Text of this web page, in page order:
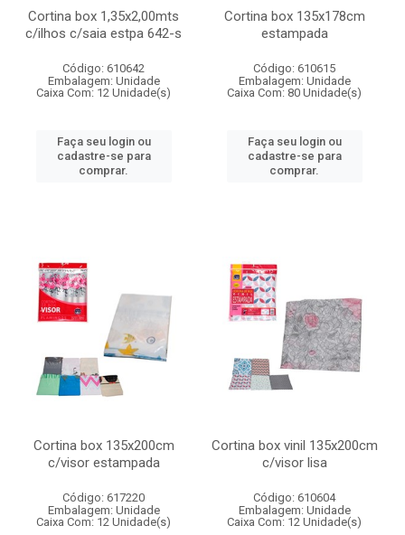
Cortina box 1,35x2,00mts
c/ilhos c/saia estpa 642-s
Código: 610642
Embalagem: Unidade
Caixa Com: 12 Unidade(s)
Faça seu login ou
cadastre-se para
comprar.
Cortina box 135x178cm
estampada
Código: 610615
Embalagem: Unidade
Caixa Com: 80 Unidade(s)
Faça seu login ou
cadastre-se para
comprar.
Cortina box 135x200cm
c/visor estampada
Código: 617220
Embalagem: Unidade
Caixa Com: 12 Unidade(s)
Cortina box vinil 135x200cm
c/visor lisa
Código: 610604
Embalagem: Unidade
Caixa Com: 12 Unidade(s)